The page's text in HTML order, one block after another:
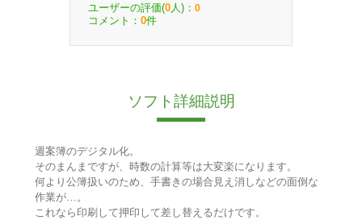
ユーザーの評価(0 人)： 0
コメント： 0件
ソフト詳細説明
週案簿のデジタル化。
そのまんまですが、時数の計算等は大変楽になります。
何より公簿扱いのため、手書きの場合見え消しなどの面倒な
作業が…。
これなら印刷して押印して差し替えるだけです。